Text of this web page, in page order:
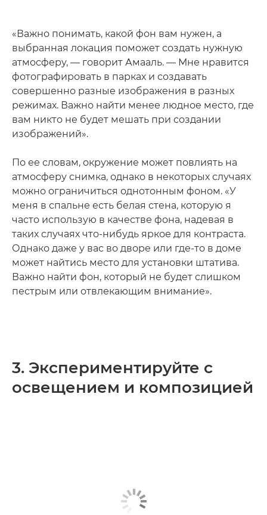
«Важно понимать, какой фон вам нужен, а
выбранная локация поможет создать нужную
атмосферу, — говорит Амааль. — Мне нравится
фотографировать в парках и создавать
совершенно разные изображения в разных
режимах. Важно найти менее людное место, где
вам никто не будет мешать при создании
изображений».
По ее словам, окружение может повлиять на
атмосферу снимка, однако в некоторых случаях
можно ограничиться однотонным фоном. «У
меня в спальне есть белая стена, которую я
часто использую в качестве фона, надевая в
таких случаях что-нибудь яркое для контраста.
Однако даже у вас во дворе или где-то в доме
может найтись место для установки штатива.
Важно найти фон, который не будет слишком
пестрым или отвлекающим внимание».
3. Экспериментируйте с
освещением и композицией